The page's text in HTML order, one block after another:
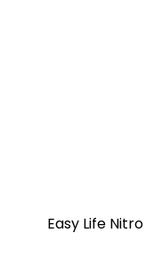
Easy Life Nitro